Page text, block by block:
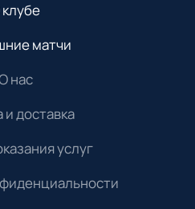
матчи
нас
и доставка
услуг